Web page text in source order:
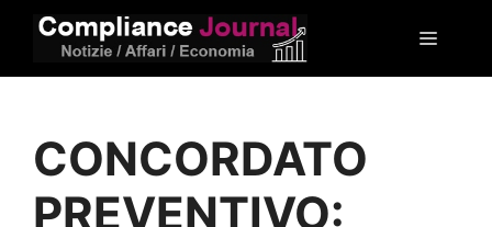
Menu
CONCORDATO
PREVENTIVO: